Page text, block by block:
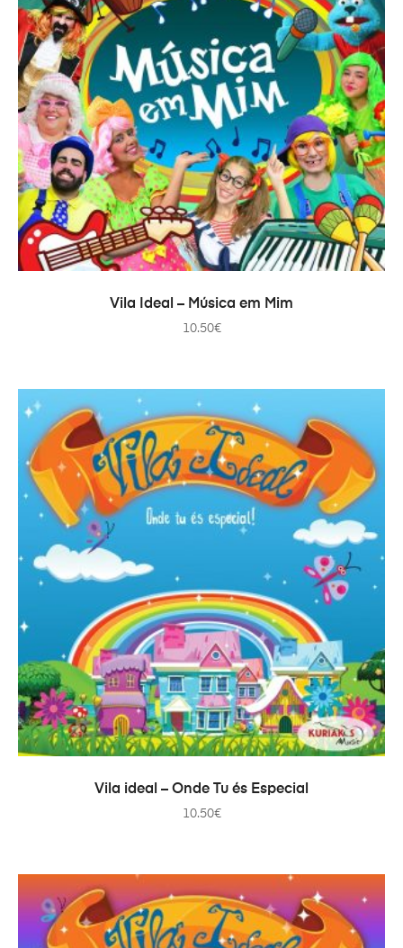
TOEVOEGEN AAN WINKELWAGEN
Vila Ideal – Música em Mim
10.50€
TOEVOEGEN AAN WINKELWAGEN
Vila ideal – Onde Tu és Especial
10.50€